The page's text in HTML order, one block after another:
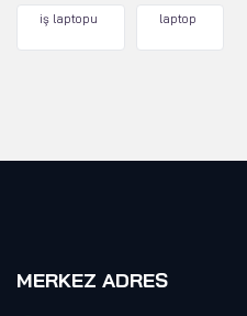
iş laptopu laptop
MERKEZ ADRES